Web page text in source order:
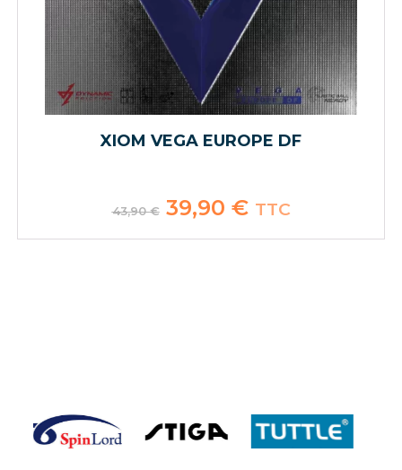
XIOM VEGA EUROPE DF
43,90€ Le
prix
était :
39,90 €Le
prix
est :
TTC